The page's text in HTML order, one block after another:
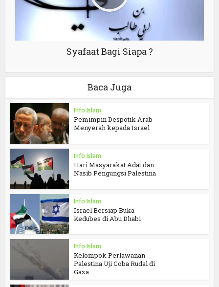
Syafaat Bagi Siapa ?
Baca Juga
Info Islam
Pemimpin Despotik Arab
Menyerah kepada Israel
Info Islam
Hari Masyarakat Adat dan
Nasib Pengungsi Palestina
Info Islam
Israel Bersiap Buka
Kedubes di Abu Dhabi
Info Islam
Kelompok Perlawanan
Palestina Uji Coba Rudal di
Gaza